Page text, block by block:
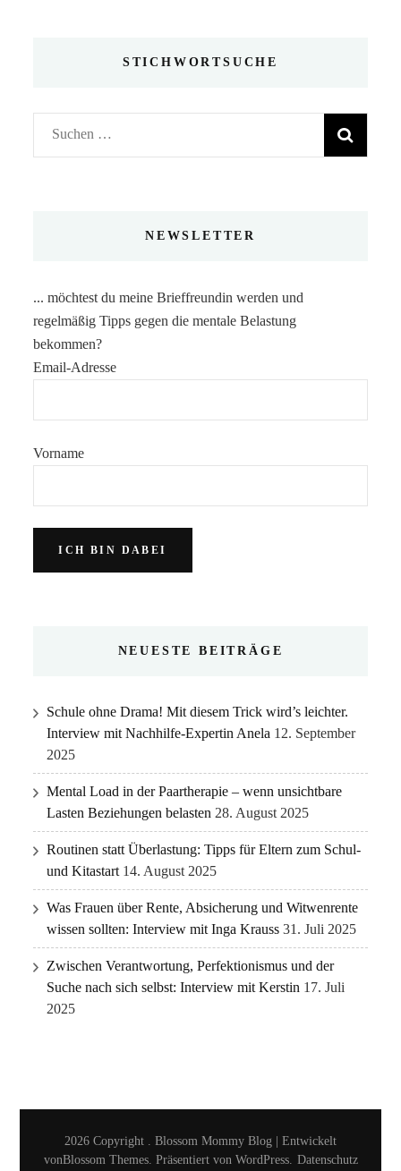
STICHWORTSUCHE
Suchen
nach:
NEWSLETTER
... möchtest du meine Brieffreundin werden und
regelmäßig Tipps gegen die mentale Belastung
bekommen?
Email-Adresse
Vorname
NEUESTE BEITRÄGE
Schule ohne Drama! Mit diesem Trick wird’s leichter.
Interview mit Nachhilfe-Expertin Anela 12. September
2025
Mental Load in der Paartherapie – wenn unsichtbare
Lasten Beziehungen belasten 28. August 2025
Routinen statt Überlastung: Tipps für Eltern zum Schul-
und Kitastart 14. August 2025
Was Frauen über Rente, Absicherung und Witwenrente
wissen sollten: Interview mit Inga Krauss 31. Juli 2025
Zwischen Verantwortung, Perfektionismus und der
Suche nach sich selbst: Interview mit Kerstin 17. Juli
2025
2026 Copyright
Blossom Mommy Blog | Entwickelt
vonBlossom Themes. Präsentiert von WordPress. Datenschutz